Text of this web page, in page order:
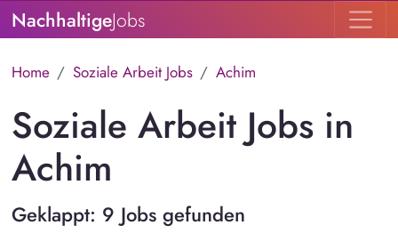
NachhaltigeJobs
Home Soziale Arbeit Jobs Achim
Soziale Arbeit Jobs in
Achim
Geklappt: 9 Jobs gefunden